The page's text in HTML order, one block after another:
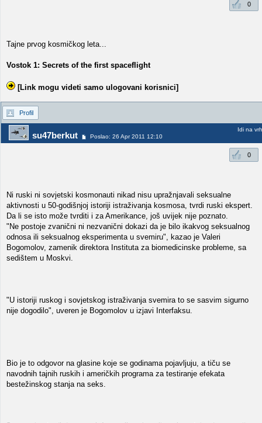
0
Tajne prvog kosmičkog leta...
Vostok 1: Secrets of the first spaceflight
[Link mogu videti samo ulogovani korisnici]
Profil
su47berkut Poslao: 26 Apr 2011 12:10
Idi na vrh
0
Ni ruski ni sovjetski kosmonauti nikad nisu upražnjavali seksualne
aktivnosti u 50-godišnjoj istoriji istraživanja kosmosa, tvrdi ruski ekspert.
Da li se isto može tvrditi i za Amerikance, još uvijek nije poznato.
"Ne postoje zvanični ni nezvanični dokazi da je bilo ikakvog seksualnog
odnosa ili seksualnog eksperimenta u svemiru", kazao je Valeri
Bogomolov, zamenik direktora Instituta za biomedicinske probleme, sa
sedištem u Moskvi.
"U istoriji ruskog i sovjetskog istraživanja svemira to se sasvim sigurno
nije dogodilo", uveren je Bogomolov u izjavi Interfaksu.
Bio je to odgovor na glasine koje se godinama pojavljuju, a tiču se
navodnih tajnih ruskih i američkih programa za testiranje efekata
bestežinskog stanja na seks.